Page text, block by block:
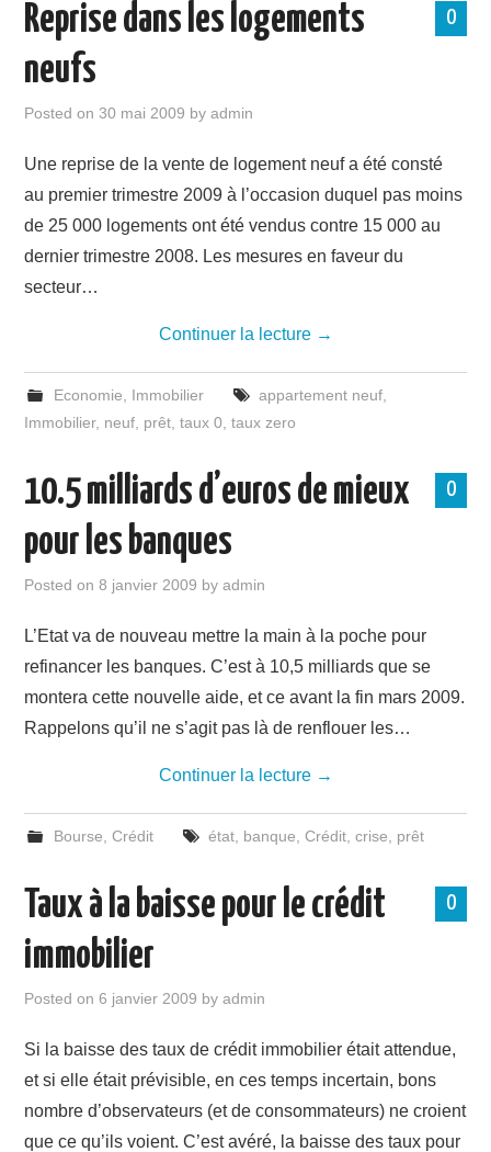
0
Reprise dans les logements
neufs
Posted on30 mai 2009 byadmin
Une reprise de la vente de logement neuf a été consté
au premier trimestre 2009 à l’occasion duquel pas moins
de 25 000 logements ont été vendus contre 15 000 au
dernier trimestre 2008. Les mesures en faveur du
secteur…
Continuer la lecture →
Economie Immobilier appartement neuf,
Immobilier, neuf prêt ,taux 0 ,taux zero
0
10.5 milliards d’euros de mieux
pour les banques
Posted on8 janvier 2009 byadmin
L’Etat va de nouveau mettre la main à la poche pour
refinancer les banques. C’est à 10,5 milliards que se
montera cette nouvelle aide, et ce avant la fin mars 2009.
Rappelons qu’il ne s’agit pas là de renflouer les…
Continuer la lecture →
Bourse Crédit état, banque Crédit, crise prêt
0
Taux à la baisse pour le crédit
immobilier
Posted on6 janvier 2009 byadmin
Si la baisse des taux de crédit immobilier était attendue,
et si elle était prévisible, en ces temps incertain, bons
nombre d’observateurs (et de consommateurs) ne croient
que ce qu’ils voient. C’est avéré, la baisse des taux pour